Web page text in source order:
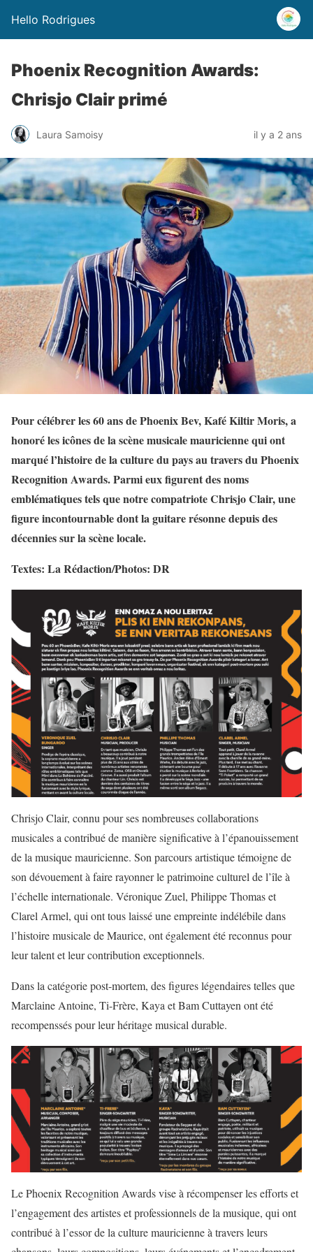
Hello Rodrigues
Phoenix Recognition Awards:
Chrisjo Clair primé
Laura Samoisy il y a 2 ans
Pour célébrer les 60 ans de Phoenix Bev, Kafé Kiltir Moris, a
honoré les icônes de la scène musicale mauricienne qui ont
marqué l’histoire de la culture du pays au travers du Phoenix
Recognition Awards. Parmi eux figurent des noms
emblématiques tels que notre compatriote Chrisjo Clair, une
figure incontournable dont la guitare résonne depuis des
décennies sur la scène locale.
Textes: La Rédaction/Photos: DR
Chrisjo Clair, connu pour ses nombreuses collaborations
musicales a contribué de manière significative à l’épanouissement
de la musique mauricienne. Son parcours artistique témoigne de
son dévouement à faire rayonner le patrimoine culturel de l’île à
l’échelle internationale. Véronique Zuel, Philippe Thomas et
Clarel Armel, qui ont tous laissé une empreinte indélébile dans
l’histoire musicale de Maurice, ont également été reconnus pour
leur talent et leur contribution exceptionnels.
Dans la catégorie post-mortem, des figures légendaires telles que
Marclaine Antoine, Ti-Frère, Kaya et Bam Cuttayen ont été
recompenssés pour leur héritage musical durable.
Le Phoenix Recognition Awards vise à récompenser les efforts et
l’engagement des artistes et professionnels de la musique, qui ont
contribué à l’essor de la culture mauricienne à travers leurs